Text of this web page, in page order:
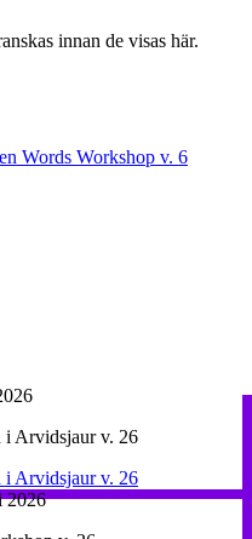
innan de visas här.
Words Workshop v. 6
i Arvidsjaur v. 26
i Arvidsjaur v. 26
2026